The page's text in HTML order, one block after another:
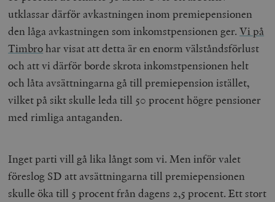
utklassar därför avkastningen inom premiepensionen
den låga avkastningen som inkomstpensionen ger.Vi på
Timbro har visat att detta är en enorm välståndsförlust
och att vi därför borde skrota inkomstpensionen helt
och låta avsättningarna gå till premiepension istället,
vilket på sikt skulle leda till 50 procent högre pensioner
med rimliga antaganden.
Inget parti vill gå lika långt som vi. Men inför valet
föreslog SD att avsättningarna till premiepensionen
skulle öka till 5 procent från dagens 2,5 procent. Ett stort